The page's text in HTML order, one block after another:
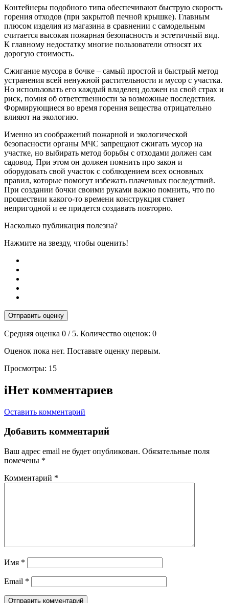
Контейнеры подобного типа обеспечивают быструю скорость
горения отходов (при закрытой печной крышке). Главным
плюсом изделия из магазина в сравнении с самодельным
считается высокая пожарная безопасность и эстетичный вид.
К главному недостатку многие пользователи относят их
дорогую стоимость.
Сжигание мусора в бочке – самый простой и быстрый метод
устранения всей ненужной растительности и мусор с участка.
Но использовать его каждый владелец должен на свой страх и
риск, помня об ответственности за возможные последствия.
Формирующиеся во время горения вещества отрицательно
влияют на экологию.
Именно из соображений пожарной и экологической
безопасности органы МЧС запрещают сжигать мусор на
участке, но выбирать метод борьбы с отходами должен сам
садовод. При этом он должен помнить про закон и
оборудовать свой участок с соблюдением всех основных
правил, которые помогут избежать плачевных последствий.
При создании бочки своими руками важно помнить, что по
прошествии какого-то времени конструкция станет
непригодной и ее придется создавать повторно.
Насколько публикация полезна?
Нажмите на звезду, чтобы оценить!
Отправить оценку
Средняя оценка 0 / 5. Количество оценок: 0
Оценок пока нет. Поставьте оценку первым.
Просмотры: 15
iНет комментариев
Оставить комментарий
Добавить комментарий
Ваш адрес email не будет опубликован. Обязательные поля
помечены *
Комментарий *
Имя *
Email *